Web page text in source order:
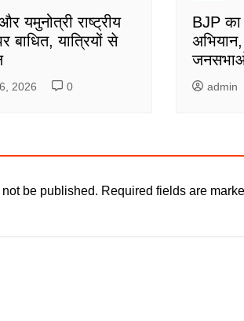
यमुनोत्री राष्ट्रीय
बाधित, यात्रियों से
2026 0
BJP
admin
be published. Required fields are